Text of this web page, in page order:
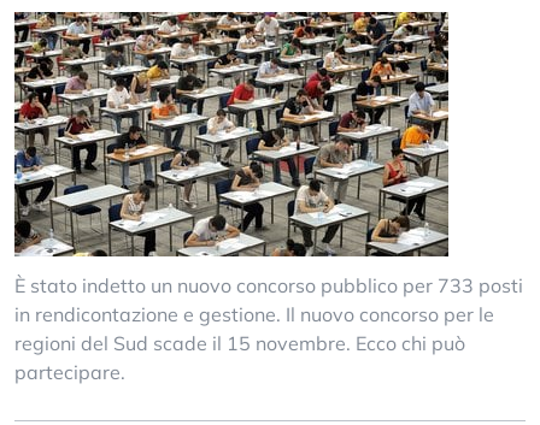
È stato indetto un nuovo concorso pubblico per 733 posti
in rendicontazione e gestione. Il nuovo concorso per le
regioni del Sud scade il 15 novembre. Ecco chi può
partecipare.